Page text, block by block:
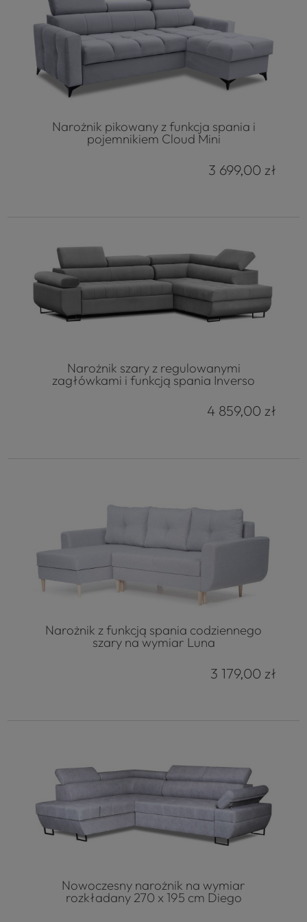
Narożnik pikowany z funkcja spania i
pojemnikiem Cloud Mini
3 699,00 zł
Narożnik szary z regulowanymi
zagłówkami i funkcją spania Inverso
4 859,00 zł
Narożnik z funkcją spania codziennego
szary na wymiar Luna
3 179,00 zł
Nowoczesny narożnik na wymiar
rozkładany 270 x 195 cm Diego